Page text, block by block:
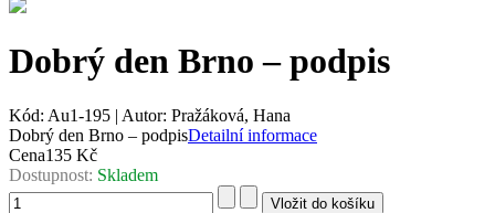
Dobrý den Brno – podpis
Kód: Au1-195 | Autor: Pražáková, Hana
Dobrý den Brno – podpisDetailní informace
Cena135 Kč
Dostupnost: Skladem